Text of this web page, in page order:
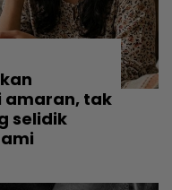
amaran, tak
selidik